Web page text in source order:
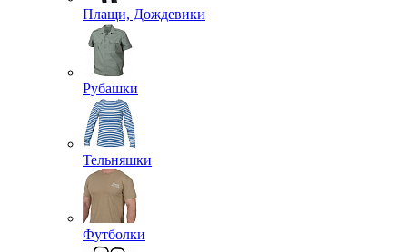
Плащи, Дождевики
Рубашки
Тельняшки
Футболки